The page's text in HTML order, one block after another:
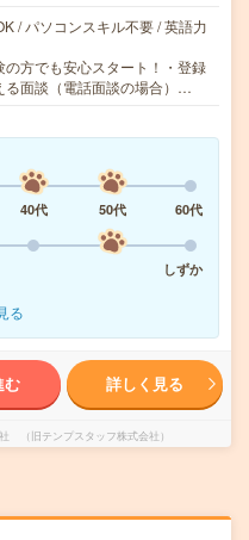
/ パソコンスキル不要 / 英語力
の方でも安心スタート！・登録
る面談（電話面談の場合）…
40代 50代
60代
しずか
る
む 詳しく見る
（旧テンプスタッフ株式会社）